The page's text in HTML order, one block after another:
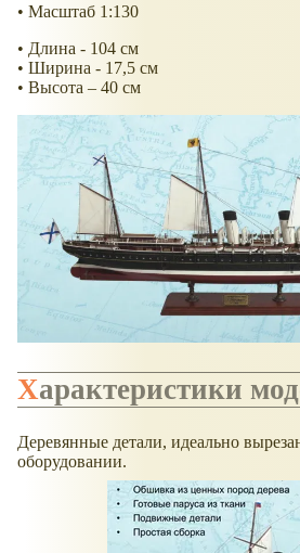
• Масштаб 1:130
• Длина - 104 см
• Ширина - 17,5 см
• Высота – 40 см
Характеристики
Деревянные детали, идеально
оборудовании.